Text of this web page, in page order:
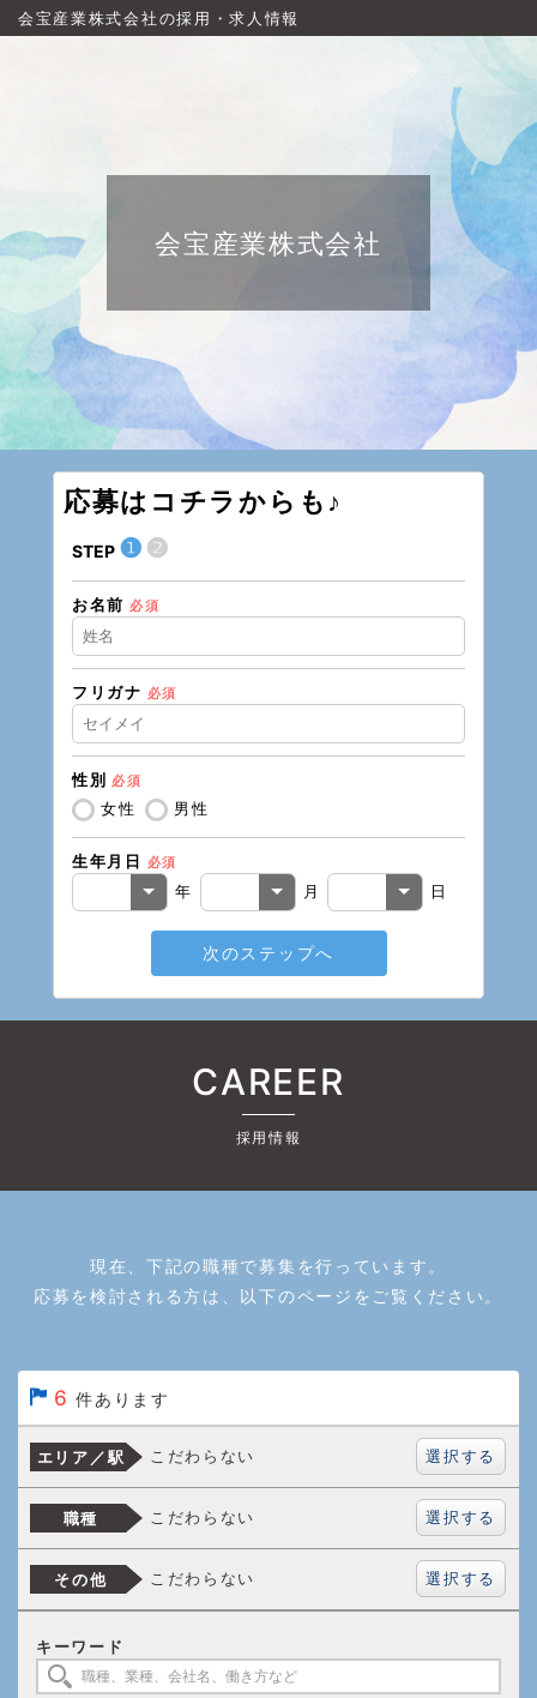
会宝産業株式会社の採用・求人情報
会宝産業株式会社
応募はコチラからも♪
STEP ❶❷
お名前 必須
フリガナ 必須
性別 必須
女性 男性
生年月日 必須
年 月 日
次のステップへ
CAREER
採用情報
現在、下記の職種で募集を行っています。
応募を検討される方は、以下のページをご覧ください。
6 件あります
エリア／駅 こだわらない 選択する
職種 こだわらない 選択する
その他 こだわらない 選択する
キーワード